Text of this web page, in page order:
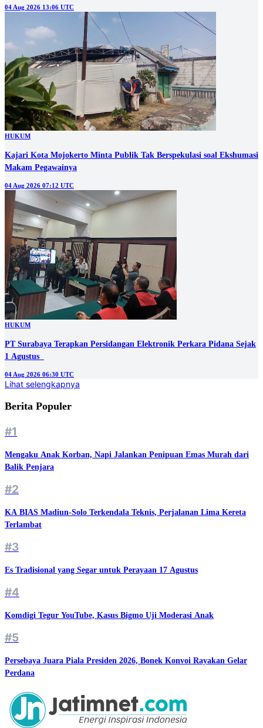
04 Aug 2026 13:06 UTC
HUKUM
Kajari Kota Mojokerto Minta Publik Tak Berspekulasi soal Ekshumasi
Makam Pegawainya
04 Aug 2026 07:12 UTC
HUKUM
PT Surabaya Terapkan Persidangan Elektronik Perkara Pidana Sejak
1 Agustus
04 Aug 2026 06:30 UTC
Lihat selengkapnya
Berita Populer
#1
Mengaku Anak Korban, Napi Jalankan Penipuan Emas Murah dari
Balik Penjara
#2
KA BIAS Madiun-Solo Terkendala Teknis, Perjalanan Lima Kereta
Terlambat
#3
Es Tradisional yang Segar untuk Perayaan 17 Agustus
#4
Komdigi Tegur YouTube, Kasus Bigmo Uji Moderasi Anak
#5
Persebaya Juara Piala Presiden 2026, Bonek Konvoi Rayakan Gelar
Perdana